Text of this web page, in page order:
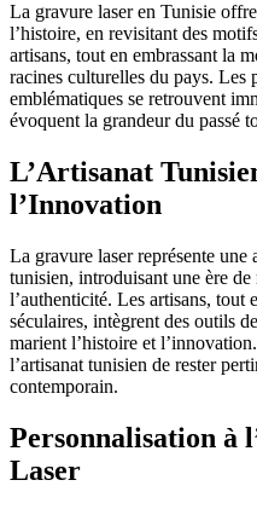
La gravure laser en Tunisie
l’histoire, en revisitant des
artisans, tout en embrassant la
racines culturelles du pays. Les
emblématiques se retrouvent
évoquent la grandeur du passé
L’Artisanat
l’Innovation
La gravure laser représente une
tunisien, introduisant une ère
l’authenticité. Les artisans, tout
séculaires, intègrent des outils
marient l’histoire et
l’artisanat tunisien de rester
contemporain.
Personnalisation à
Laser